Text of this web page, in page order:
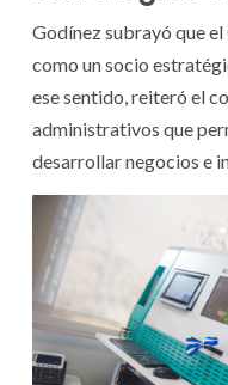
Godínez subrayó que
como un socio
ese sentido, reiteró el
administrativos que
desarrollar negocios e